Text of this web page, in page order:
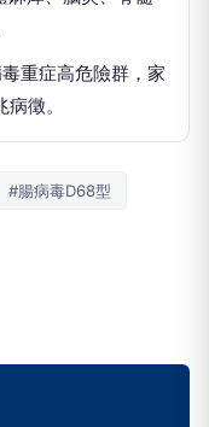
重症高危險群，家
徵。
#腸病毒D68型